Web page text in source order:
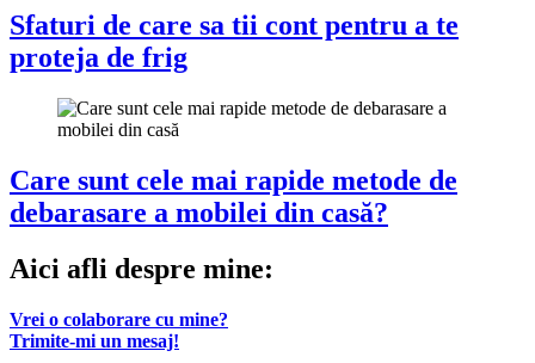
Sfaturi de care sa tii cont pentru a te
proteja de frig
Care sunt cele mai rapide metode de
debarasare a mobilei din casă?
Aici afli despre mine:
Vrei o colaborare cu mine?
Trimite-mi un mesaj!